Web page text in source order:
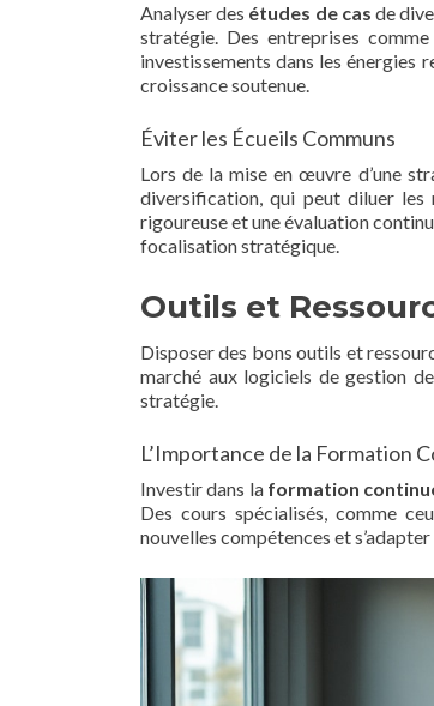
Analyser des études de cas de
stratégie. Des entreprises
investissements dans les énergies
croissance soutenue.
Éviter les Écueils Communs
Lors de la mise en œuvre d’une
diversification, qui peut diluer les
rigoureuse et une évaluation
focalisation stratégique.
Outils et
Disposer des bons outils et
marché aux logiciels de gestion
stratégie.
L’Importance de la Formation
Investir dans la formation
Des cours spécialisés, comme
nouvelles compétences et